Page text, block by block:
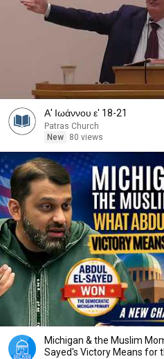
Α' Ιωάννου ε' 18-21
Patras Church
New
80 views
Michigan & the Muslim
Sayed's Victory Means for